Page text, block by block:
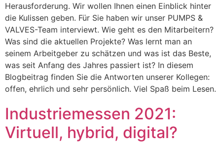
Herausforderung. Wir wollen Ihnen einen Einblick hinter
die Kulissen geben. Für Sie haben wir unser PUMPS &
VALVES-Team interviewt. Wie geht es den Mitarbeitern?
Was sind die aktuellen Projekte? Was lernt man an
seinem Arbeitgeber zu schätzen und was ist das Beste,
was seit Anfang des Jahres passiert ist? In diesem
Blogbeitrag finden Sie die Antworten unserer Kollegen:
offen, ehrlich und sehr persönlich. Viel Spaß beim Lesen.
Industriemessen 2021:
Virtuell, hybrid, digital?